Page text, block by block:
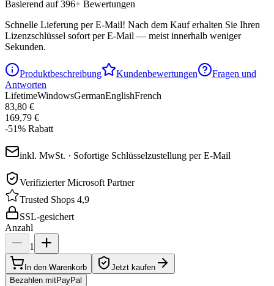
Basierend auf 396+ Bewertungen
Schnelle Lieferung per E-Mail! Nach dem Kauf erhalten Sie Ihren
Lizenzschlüssel sofort per E-Mail — meist innerhalb weniger
Sekunden.
Produktbeschreibung Kundenbewertungen
Fragen und
Antworten
LifetimeWindowsGermanEnglishFrench
83,80 €
169,79 €
-51% Rabatt
inkl. MwSt. · Sofortige Schlüsselzustellung per E-Mail
Verifizierter Microsoft Partner
Trusted Shops 4,9
SSL-gesichert
Anzahl
1
In den Warenkorb
Jetzt kaufen
Bezahlen mitPayPal